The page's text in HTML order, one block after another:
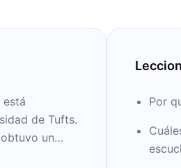
está
de Tufts.
un
Por